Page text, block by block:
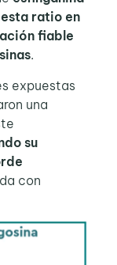
esta ratio en
fiable
.
expuestas
una
su
con